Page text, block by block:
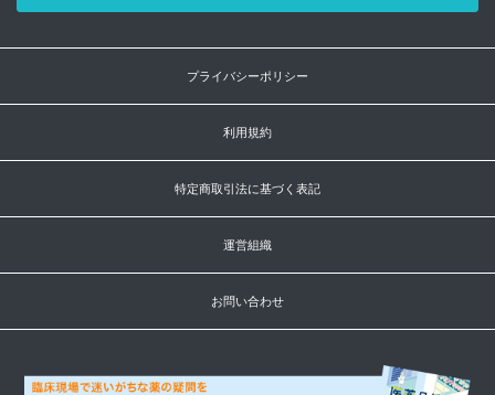
プライバシーポリシー
利用規約
特定商取引法に基づく表記
運営組織
お問い合わせ